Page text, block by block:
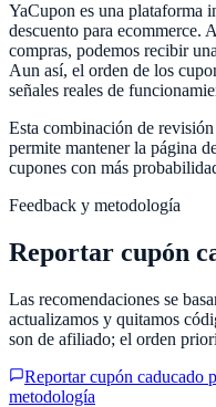
YaCupon es una plataforma
descuento para ecommerce.
compras, podemos recibir
Aun así, el orden de los
señales reales de
Esta combinación de
permite mantener la página
cupones con más
Feedback y metodología
Reportar cupón
Las recomendaciones se
actualizamos y quitamos
son de afiliado; el orden
Reportar cupón caducado
metodología